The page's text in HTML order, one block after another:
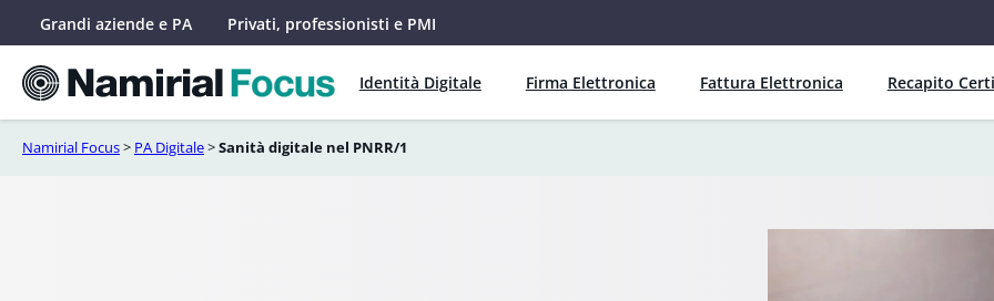
contenuto
Grandi aziende e PA Privati, professionisti e PMI
Identità Digitale Firma Elettronica Fattura Elettronica Recapito
Namirial Focus> PA Digitale>Sanità digitale nel PNRR/1